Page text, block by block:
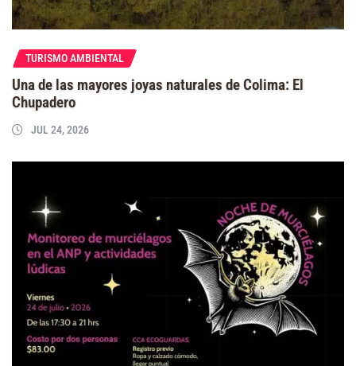
TURISMO AMBIENTAL
Una de las mayores joyas naturales de Colima: El
Chupadero
JUL 24, 2026